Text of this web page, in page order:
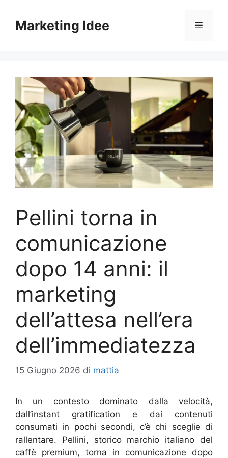
contenuto
Marketing Idee Menu
Pellini torna in
comunicazione
dopo 14 anni: il
marketing
dell’attesa nell’era
dell’immediatezza
15 Giugno 2026 di mattia
In un contesto dominato dalla velocità,
dall’instant gratification e dai contenuti
consumati in pochi secondi, c’è chi sceglie di
rallentare. Pellini, storico marchio italiano del
caffè premium, torna in comunicazione dopo